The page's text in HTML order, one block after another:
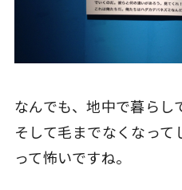
なんでも、地中で暮らし
そして毛までなくなっ
って怖いですね。